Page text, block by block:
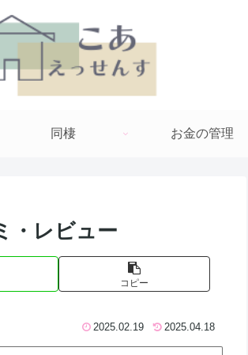
同棲 お金の管理
・レビュー
コピー
2025.02.19 2025.04.18